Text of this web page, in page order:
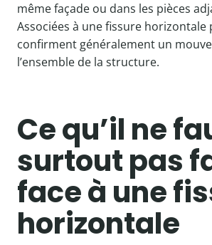
même façade ou dans les pièces
Associées à une fissure horizontale
confirment généralement un
l’ensemble de la structure.
Ce qu’il ne
surtout pas
face à une
horizontale